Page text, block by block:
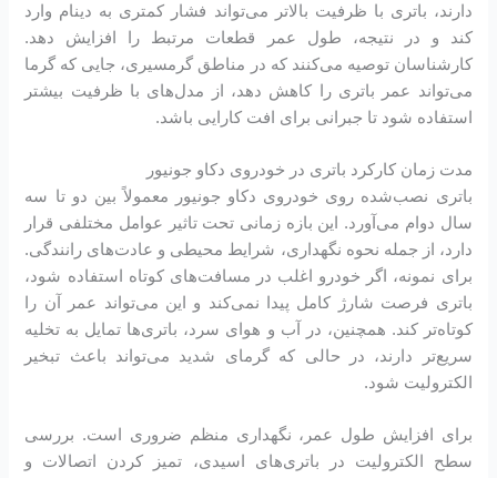
دارند، باتری با ظرفیت بالاتر می‌تواند فشار کمتری به دینام وارد
کند و در نتیجه، طول عمر قطعات مرتبط را افزایش دهد.
کارشناسان توصیه می‌کنند که در مناطق گرمسیری، جایی که گرما
می‌تواند عمر باتری را کاهش دهد، از مدل‌های با ظرفیت بیشتر
استفاده شود تا جبرانی برای افت کارایی باشد.
مدت زمان کارکرد باتری در خودروی دکاو جونیور
باتری نصب‌شده روی خودروی دکاو جونیور معمولاً بین دو تا سه
سال دوام می‌آورد. این بازه زمانی تحت تاثیر عوامل مختلفی قرار
دارد، از جمله نحوه نگهداری، شرایط محیطی و عادت‌های رانندگی.
برای نمونه، اگر خودرو اغلب در مسافت‌های کوتاه استفاده شود،
باتری فرصت شارژ کامل پیدا نمی‌کند و این می‌تواند عمر آن را
کوتاه‌تر کند. همچنین، در آب و هوای سرد، باتری‌ها تمایل به تخلیه
سریع‌تر دارند، در حالی که گرمای شدید می‌تواند باعث تبخیر
الکترولیت شود.
برای افزایش طول عمر، نگهداری منظم ضروری است. بررسی
سطح الکترولیت در باتری‌های اسیدی، تمیز کردن اتصالات و